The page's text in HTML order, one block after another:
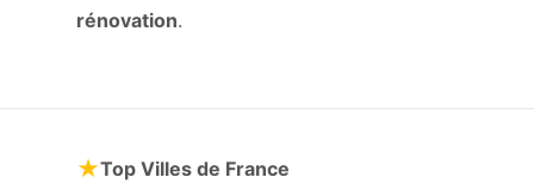
rénovation.
★Top Villes de France